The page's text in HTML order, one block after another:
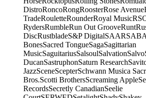
DistroRoncoRongRoosterRose Avenue
TradeRouletteRounderRoyal Music
RydersRumbleRun Out GrooveRunt
DiscRustbladeS&P DigitalSAARSABA
BonesSacred TongueSagaSagittarian
MusicSaguitariusSalsoulSalvationSalvo
DucanSastruphonSaturn Research
JazzSceneScepterSchwann Musica
Bros.Scotti BrothersScreaming Apple
RecordsSecretly CanadianSeelie